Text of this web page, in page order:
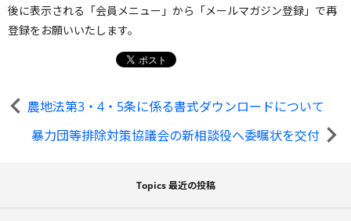
後に表示される「会員メニュー」から「メールマガジン登録」で再
登録をお願いいたします。
農地法第3・4・5条に係る書式ダウンロードについて
暴力団等排除対策協議会の新相談役へ委嘱状を交付
Topics 最近の投稿